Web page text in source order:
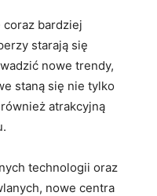
coraz bardziej
starają się
nowe trendy,
staną się⁣ nie tylko
atrakcyjną
technologii oraz
nowe centra